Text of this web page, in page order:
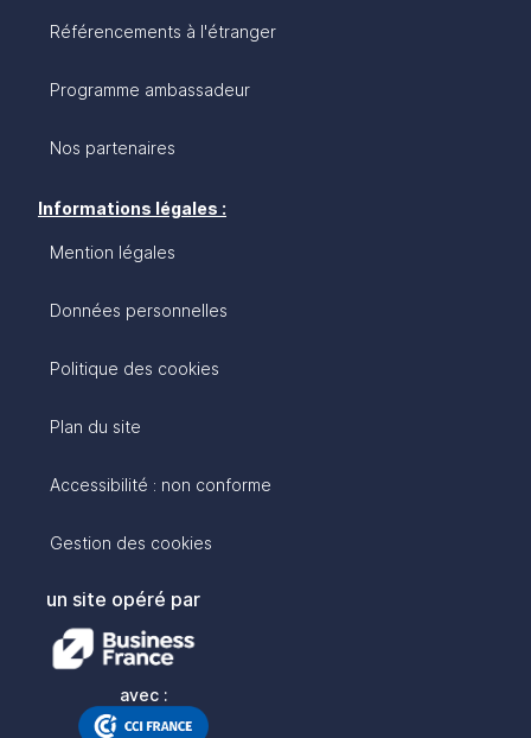
Référencements à l'étranger
Programme ambassadeur
Nos partenaires
Informations légales :
Mention légales
Données personnelles
Politique des cookies
Plan du site
Accessibilité : non conforme
Gestion des cookies
un site opéré par
avec :